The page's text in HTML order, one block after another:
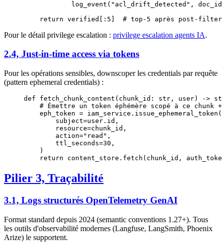
            log_event(
"acl_drift_detected" , doc_id
    return
verified[: 5 ] # top-5 après post-filter
Pour le détail privilege escalation : privilege escalation agents IA.
2.4, Just-in-time access via tokens
Pour les opérations sensibles, downscoper les credentials par requête
(pattern ephemeral credentials) :
def fetch_chunk_content (chunk_id: str , user) ->
# Émettre un token éphémère scopé à ce chunk
    eph_token
= iam_service.issue_ephemeral_token(
        subject
=user.id,
        resource
=chunk_id,
        action
="read" ,
        ttl_seconds
=30 ,
    )
    return
content_store.fetch(chunk_id,
Pilier 3, Traçabilité
3.1, Logs structurés OpenTelemetry GenAI
Format standard depuis 2024 (semantic conventions 1.27+). Tous
les outils d'observabilité modernes (Langfuse, LangSmith, Phoenix
Arize) le supportent.